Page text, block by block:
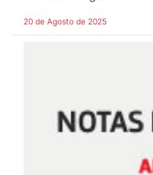
20 de Agosto de 2025